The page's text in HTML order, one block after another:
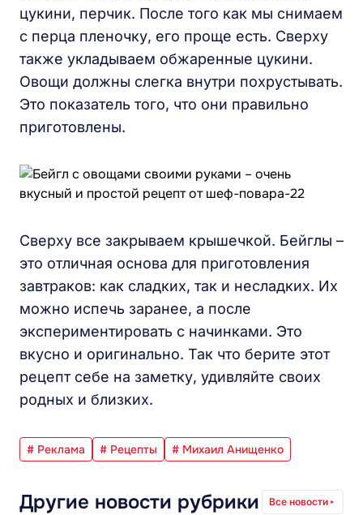
цукини, перчик. После того как мы снимаем
с перца пленочку, его проще есть. Сверху
также укладываем обжаренные цукини.
Овощи должны слегка внутри похрустывать.
Это показатель того, что они правильно
приготовлены.
Сверху все закрываем крышечкой. Бейглы –
это отличная основа для приготовления
завтраков: как сладких, так и несладких. Их
можно испечь заранее, а после
экспериментировать с начинками. Это
вкусно и оригинально. Так что берите этот
рецепт себе на заметку, удивляйте своих
родных и близких.
# Реклама # Рецепты # Михаил Анищенко
Другие новости рубрики Все новости